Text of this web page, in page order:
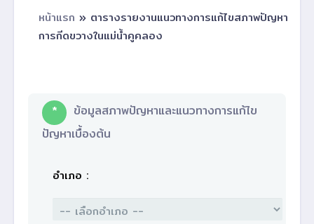
หน้าแรก » ตารางรายงานแนวทางการแก้ไขสภาพปัญหา
การกีดขวางในแม่น้ำคูคลอง
*
ข้อมูลสภาพปัญหาและแนวทางการแก้ไข
ปัญหาเบื้องต้น
อำเภอ :